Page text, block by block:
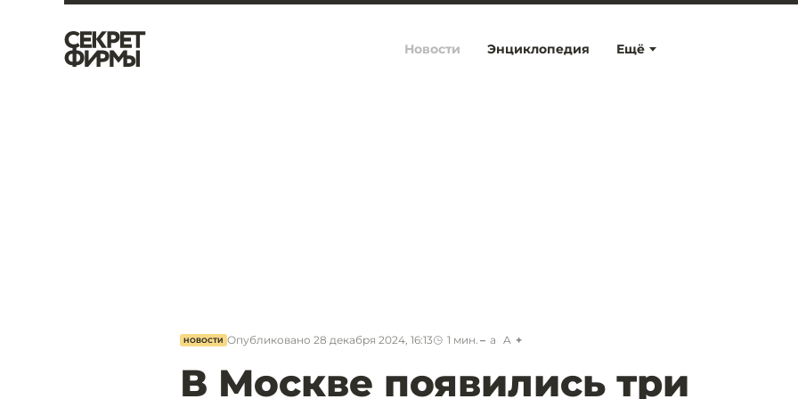
Ещё
Новости Энциклопедия
НОВОСТИ Опубликовано 28 декабря 2024, 16:13 1 мин. a A
В Москве появились три